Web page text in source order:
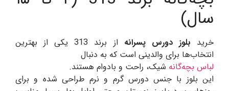
سال)
خرید بلوز دورس پسرانه
از برند 313 یکی از بهترین
انتخاب‌ها برای والدینی است که به دنبال
لباس بچه‌گانه شیک، راحت و بادوام هستند.
این بلوز با جنس دورس گرم و نرم طراحی شده و برای